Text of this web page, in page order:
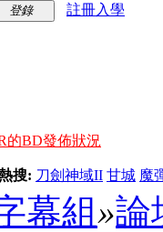
登錄
註冊入學
的BD發佈狀況
搜: 刀劍神域II 甘城 魔
幕組»論